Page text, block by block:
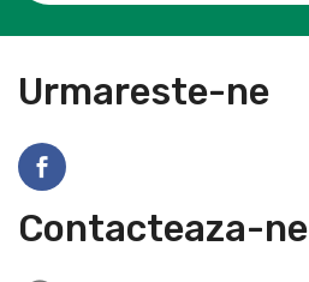
Urmareste-ne
Contacteaza-ne